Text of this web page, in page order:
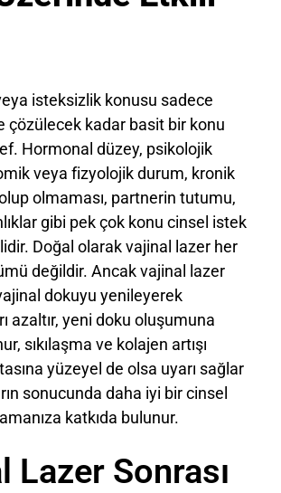
isteksizlik konusu sadece
çözülecek kadar basit bir konu
Hormonal düzey, psikolojik
veya fizyolojik durum, kronik
olmaması, partnerin tutumu,
gibi pek çok konu cinsel istek
Doğal olarak vajinal lazer her
değildir. Ancak vajinal lazer
dokuyu yenileyerek
azaltır, yeni doku oluşumuna
sıkılaşma ve kolajen artışı
yüzeyel de olsa uyarı sağlar
sonucunda daha iyi bir cinsel
katkıda bulunur.
Lazer Sonrası